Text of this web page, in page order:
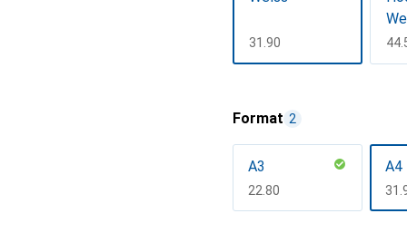
CHF
31.90
Format 2
A3
CHF
22.80
A4
CHF